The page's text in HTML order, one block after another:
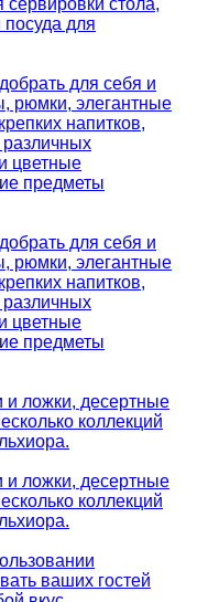
для
для себя и
рюмки, элегантные
напитков,
различных
цветные
предметы
для себя и
рюмки, элегантные
напитков,
различных
цветные
предметы
и ложки, десертные
коллекций
и ложки, десертные
коллекций
ваших гостей